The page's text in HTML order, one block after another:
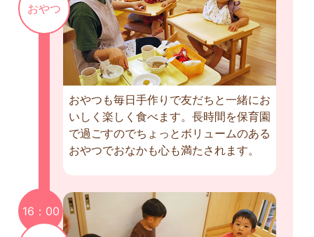
おやつ
おやつも毎日手作りで友だちと一緒にお
いしく楽しく食べます。長時間を保育園
で過ごすのでちょっとボリュームのある
おやつでおなかも心も満たされます。
16：00